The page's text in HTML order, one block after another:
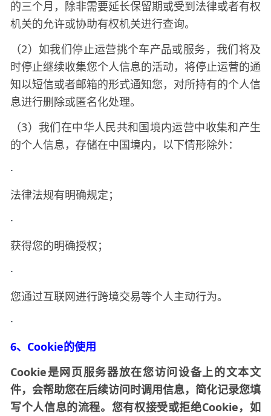
的三个月，除非需要延长保留期或受到法律或者有权
机关的允许或协助有权机关进行查询。
（2）如我们停止运营挑个车产品或服务，我们将及
时停止继续收集您个人信息的活动，将停止运营的通
知以短信或者邮箱的形式通知您，对所持有的个人信
息进行删除或匿名化处理。
（3）我们在中华人民共和国境内运营中收集和产生
的个人信息，存储在中国境内，以下情形除外：
·
法律法规有明确规定；
·
获得您的明确授权；
·
您通过互联网进行跨境交易等个人主动行为。
·
6、Cookie的使用
Cookie是网页服务器放在您访问设备上的文本文
件，会帮助您在后续访问时调用信息，简化记录您填
写个人信息的流程。您有权接受或拒绝Cookie，如